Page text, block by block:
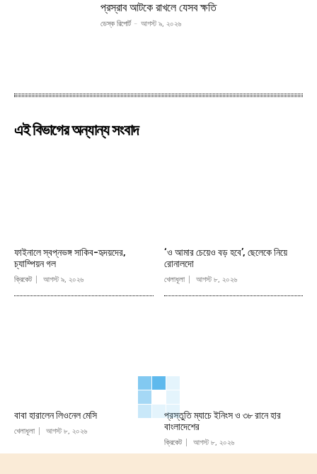
প্রস্রাব আটকে রাখলে যেসব ক্ষতি
ডেস্ক রিপোর্ট - আগস্ট ৯, ২০২৬
এই বিভাগের অন্যান্য সংবাদ
ফাইনালে স্বপ্নভঙ্গ সাকিব-হৃদয়দের,
চ্যাম্পিয়ন গল
ক্রিকেট আগস্ট ৯, ২০২৬
‘ও আমার চেয়েও বড় হবে’, ছেলেকে নিয়ে
রোনালদো
খেলাধূলা আগস্ট ৮, ২০২৬
বাবা হারালেন লিওনেল মেসি
খেলাধূলা আগস্ট ৮, ২০২৬
প্রস্তুতি ম্যাচে ইনিংস ও ৩৮ রানে হার
বাংলাদেশের
ক্রিকেট আগস্ট ৮, ২০২৬